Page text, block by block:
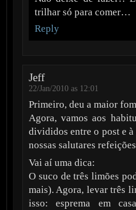
trilhar só para comer…
Reply
Jeff
22/Jan/2010 as 12:01
Primeiro, deu a maior
Agora, vamos aos
divididos entre o post e
nossas salutares
Vai aí uma dica:
O suco de três limões
mais). Agora, levar três
isso: esprema em